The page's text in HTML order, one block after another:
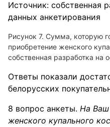
Рисунок 7. Сумма, которую
приобретение женского
собственная разработка на
Ответы показали
белорусских
8 вопрос анкеты. На Ваш
женского купального